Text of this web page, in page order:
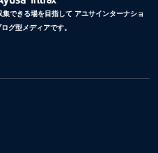
できる場を目指して アユサインターナショ
グ型メディアです。